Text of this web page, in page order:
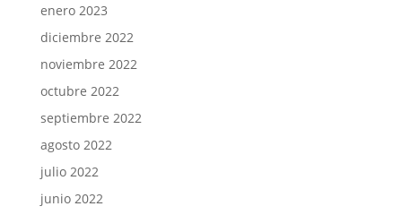
enero 2023
diciembre 2022
noviembre 2022
octubre 2022
septiembre 2022
agosto 2022
julio 2022
junio 2022